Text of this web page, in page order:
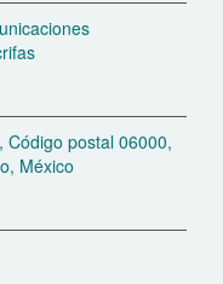
Código postal 06000,
México